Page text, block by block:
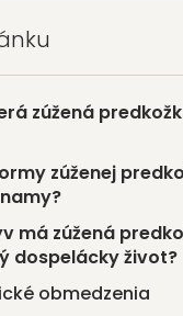
zúžená
zúženej
má zúžená
dospelácky život?
obmedzenia